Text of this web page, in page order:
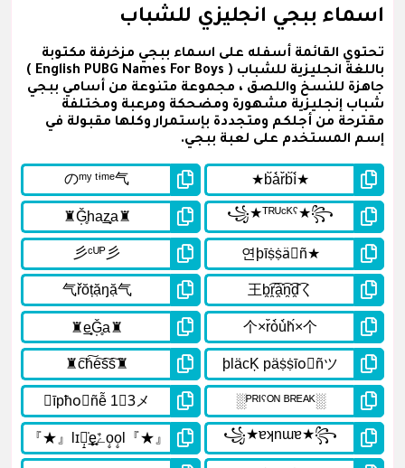
اسماء ببجي انجليزي للشباب
تحتوي القائمة أسفله على اسماء ببجي مزخرفة مكتوبة
باللغة انجليزية للشباب ( English PUBG Names For Boys )
جاهزة للنسخ واللصق ، مجموعة متنوعة من أسامي ببجي
شباب إنجليزية مشهورة ومضحكة ومرعبة ومختلفة
مقترحة من أجلكم ومتجددة بإستمرار وكلها مقبولة في
إسم المستخدم على لعبة ببجي.